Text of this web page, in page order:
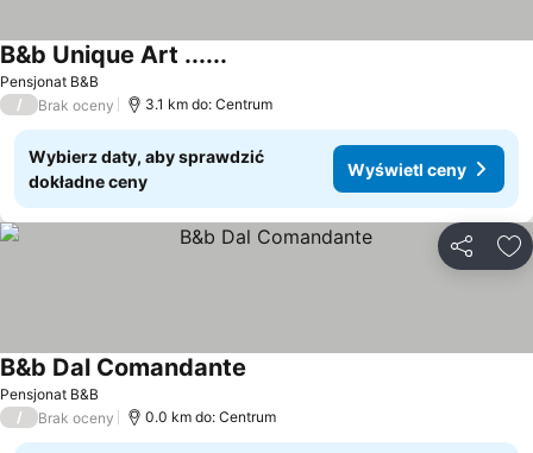
Pensjonat B&B
B&b Unique Art ......
/ Brak oceny 3.1 km do: Centrum
Wybierz daty, aby sprawdzić
dokładne ceny
Wyświetl ceny
Pensjonat B&B
B&b Dal Comandante
/ Brak oceny 0.0 km do: Centrum